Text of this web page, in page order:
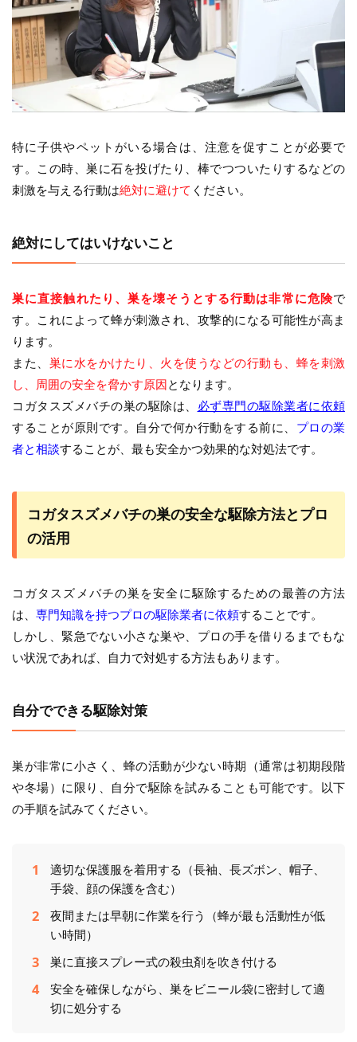
特に子供やペットがいる場合は、注意を促すことが必要で
す。この時、巣に石を投げたり、棒でつついたりするなどの
刺激を与える行動は絶対に避けて ください。
絶対にしてはいけないこと
巣に直接触れたり、巣を壊そうとする行動は非常に危険で
す。これによって蜂が刺激され、攻撃的になる可能性が高ま
ります。
また、 巣に水をかけたり、火を使うなどの行動も、蜂を刺激
し、周囲の安全を脅かす原因となります。
コガタスズメバチの巣の駆除は、 必ず専門の駆除業者に依頼
することが原則です。自分で何か行動をする前に、 プロの業
者と相談することが、最も安全かつ効果的な対処法です。
コガタスズメバチの巣の安全な駆除方法とプロ
の活用
コガタスズメバチの巣を安全に駆除するための最善の方法
は、 専門知識を持つプロの駆除業者に依頼することです。
しかし、緊急でない小さな巣や、プロの手を借りるまでもな
い状況であれば、自力で対処する方法もあります。
自分でできる駆除対策
巣が非常に小さく、蜂の活動が少ない時期（通常は初期段階
や冬場）に限り、自分で駆除を試みることも可能です。以下
の手順を試みてください。
適切な保護服を着用する（長袖、長ズボン、帽子、
手袋、顔の保護を含む）
夜間または早朝に作業を行う（蜂が最も活動性が低
い時間）
巣に直接スプレー式の殺虫剤を吹き付ける
安全を確保しながら、巣をビニール袋に密封して適
切に処分する